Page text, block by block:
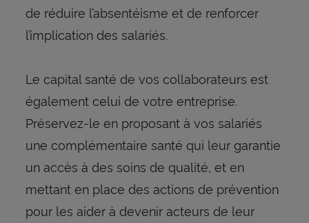
de réduire l’absentéisme et de renforcer
l’implication des salariés.
Le capital santé de vos collaborateurs est
également celui de votre entreprise.
Préservez-le en proposant à vos salariés
une complémentaire santé qui leur garantie
un accès à des soins de qualité, et en
mettant en place des actions de prévention
pour les aider à devenir acteurs de leur